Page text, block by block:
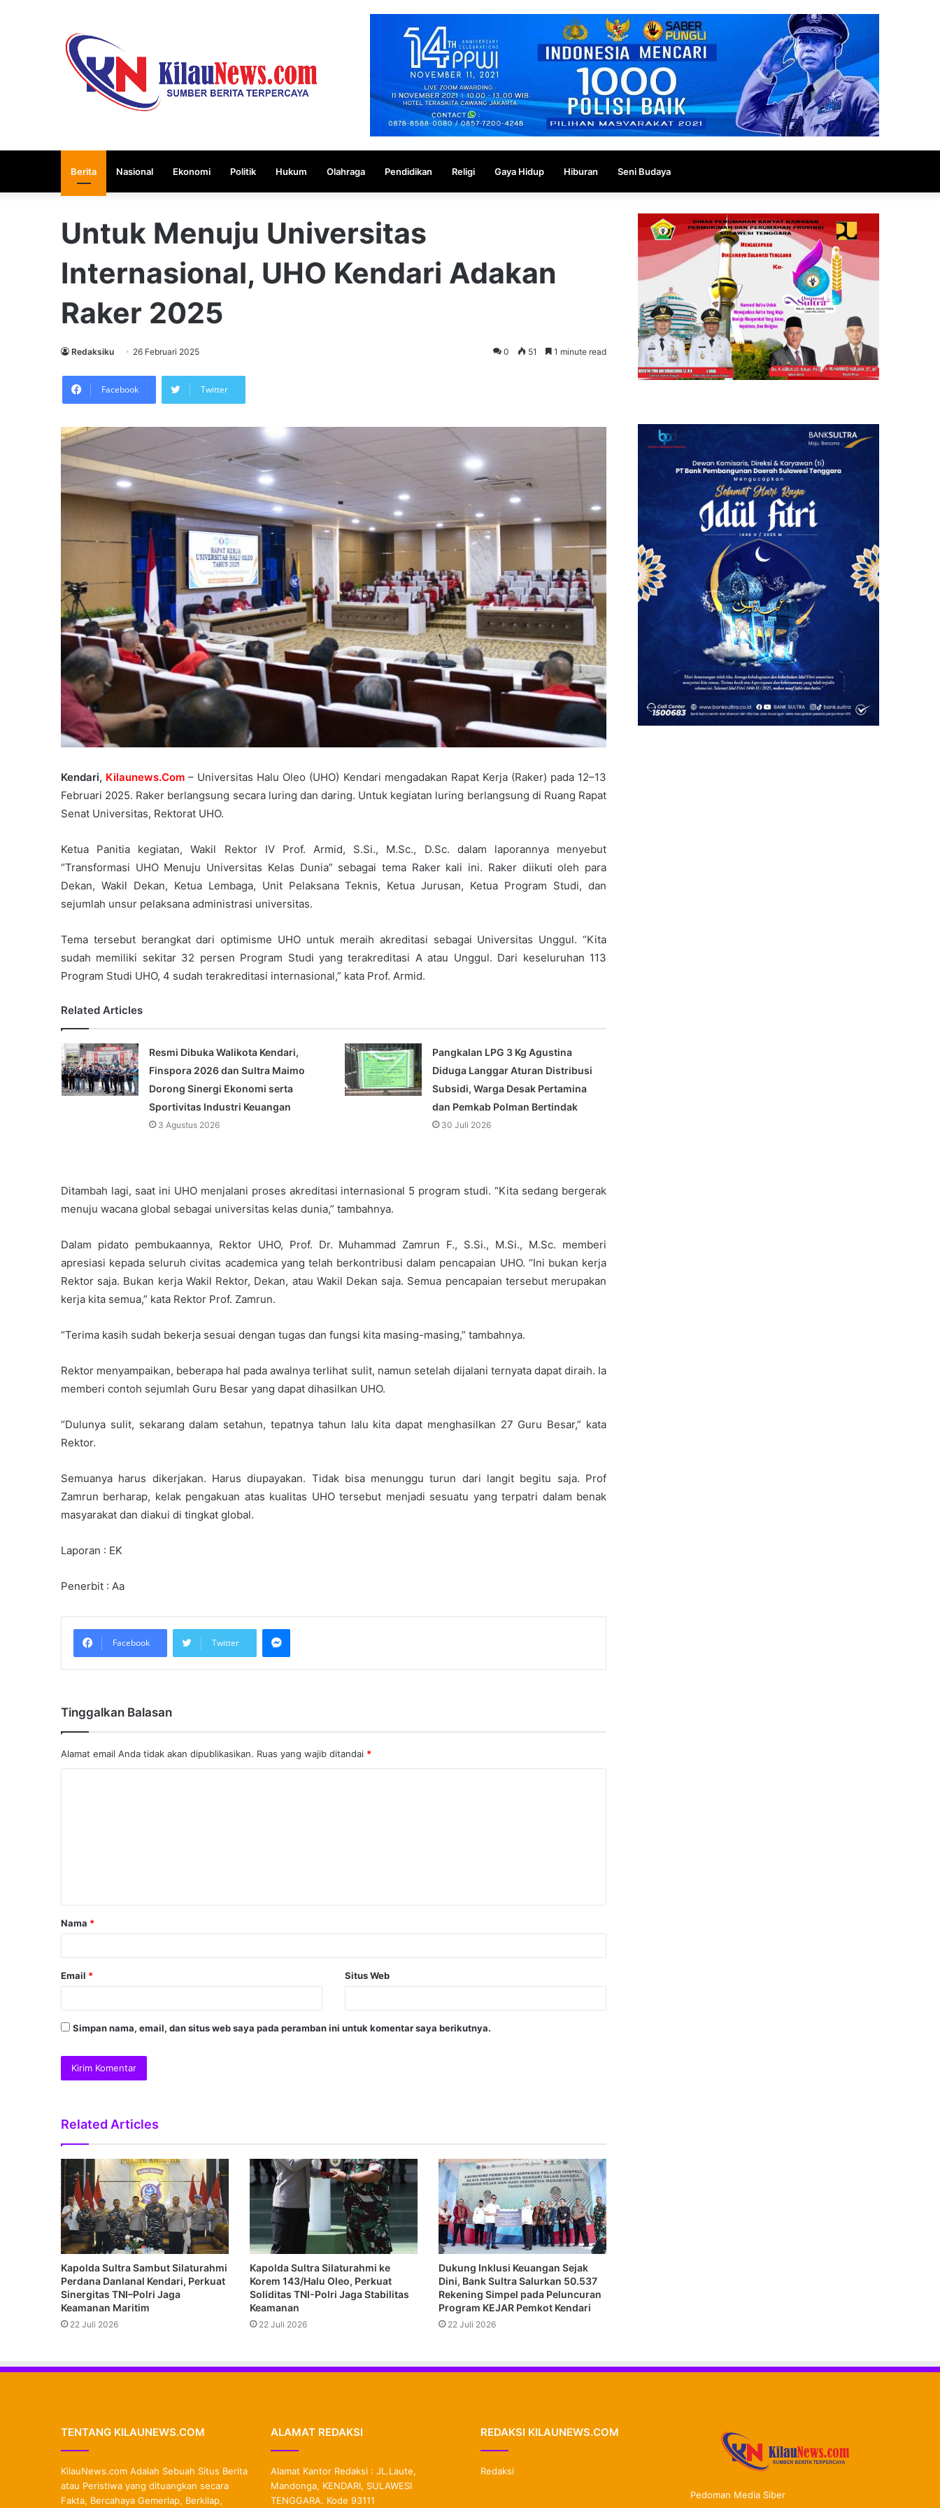
Berita Nasional Ekonomi Politik Hukum Olahraga Pendidikan Religi Gaya Hidup Hiburan Seni Budaya
Untuk Menuju Universitas
Internasional, UHO Kendari Adakan
Raker 2025
Redaksiku 26 Februari 2025 0 51 1 minute read
Facebook Twitter
Kendari, Kilaunews.Com – Universitas Halu Oleo (UHO) Kendari mengadakan Rapat Kerja (Raker) pada 12–13
Februari 2025. Raker berlangsung secara luring dan daring. Untuk kegiatan luring berlangsung di Ruang Rapat
Senat Universitas, Rektorat UHO.
Ketua Panitia kegiatan, Wakil Rektor IV Prof. Armid, S.Si., M.Sc., D.Sc. dalam laporannya menyebut
“Transformasi UHO Menuju Universitas Kelas Dunia” sebagai tema Raker kali ini. Raker diikuti oleh para
Dekan, Wakil Dekan, Ketua Lembaga, Unit Pelaksana Teknis, Ketua Jurusan, Ketua Program Studi, dan
sejumlah unsur pelaksana administrasi universitas.
Tema tersebut berangkat dari optimisme UHO untuk meraih akreditasi sebagai Universitas Unggul. “Kita
sudah memiliki sekitar 32 persen Program Studi yang terakreditasi A atau Unggul. Dari keseluruhan 113
Program Studi UHO, 4 sudah terakreditasi internasional,” kata Prof. Armid.
Related Articles
Resmi Dibuka Walikota Kendari,
Finspora 2026 dan Sultra Maimo
Dorong Sinergi Ekonomi serta
Sportivitas Industri Keuangan
3 Agustus 2026
Pangkalan LPG 3 Kg Agustina
Diduga Langgar Aturan Distribusi
Subsidi, Warga Desak Pertamina
dan Pemkab Polman Bertindak
30 Juli 2026
Ditambah lagi, saat ini UHO menjalani proses akreditasi internasional 5 program studi. “Kita sedang bergerak
menuju wacana global sebagai universitas kelas dunia,” tambahnya.
Dalam pidato pembukaannya, Rektor UHO, Prof. Dr. Muhammad Zamrun F., S.Si., M.Si., M.Sc. memberi
apresiasi kepada seluruh civitas academica yang telah berkontribusi dalam pencapaian UHO. “Ini bukan kerja
Rektor saja. Bukan kerja Wakil Rektor, Dekan, atau Wakil Dekan saja. Semua pencapaian tersebut merupakan
kerja kita semua,” kata Rektor Prof. Zamrun.
“Terima kasih sudah bekerja sesuai dengan tugas dan fungsi kita masing-masing,” tambahnya.
Rektor menyampaikan, beberapa hal pada awalnya terlihat sulit, namun setelah dijalani ternyata dapat diraih. Ia
memberi contoh sejumlah Guru Besar yang dapat dihasilkan UHO.
“Dulunya sulit, sekarang dalam setahun, tepatnya tahun lalu kita dapat menghasilkan 27 Guru Besar,” kata
Rektor.
Semuanya harus dikerjakan. Harus diupayakan. Tidak bisa menunggu turun dari langit begitu saja. Prof
Zamrun berharap, kelak pengakuan atas kualitas UHO tersebut menjadi sesuatu yang terpatri dalam benak
masyarakat dan diakui di tingkat global.
Laporan : EK
Penerbit : Aa
Facebook Twitter
Messenger
Tinggalkan Balasan
Alamat email Anda tidak akan dipublikasikan. Ruas yang wajib ditandai *
Nama *
Email * Situs Web
Simpan nama, email, dan situs web saya pada peramban ini untuk komentar saya berikutnya.
Related Articles
Kapolda Sultra Sambut Silaturahmi
Perdana Danlanal Kendari, Perkuat
Sinergitas TNI–Polri Jaga
Keamanan Maritim
22 Juli 2026
Kapolda Sultra Silaturahmi ke
Korem 143/Halu Oleo, Perkuat
Soliditas TNI-Polri Jaga Stabilitas
Keamanan
22 Juli 2026
Dukung Inklusi Keuangan Sejak
Dini, Bank Sultra Salurkan 50.537
Rekening Simpel pada Peluncuran
Program KEJAR Pemkot Kendari
22 Juli 2026
TENTANG KILAUNEWS.COM
KilauNews.com Adalah Sebuah Situs Berita
atau Peristiwa yang dituangkan secara
Fakta, Bercahaya Gemerlap, Berkilap,
ALAMAT REDAKSI
Alamat Kantor Redaksi : JL.Laute,
Mandonga, KENDARI, SULAWESI
TENGGARA. Kode 93111
REDAKSI KILAUNEWS.COM
Redaksi
Pedoman Media Siber